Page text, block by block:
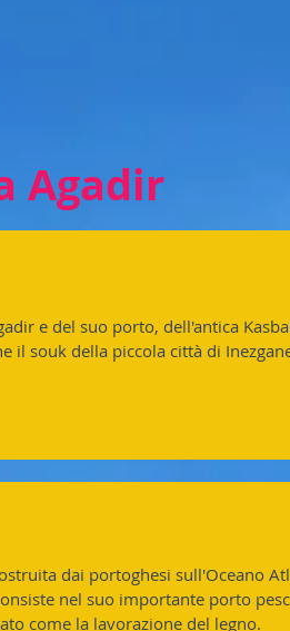
Agadir
e del suo porto, dell'antica
il souk della piccola città di
dai portoghesi sull'Oceano
nel suo importante porto
come la lavorazione del legno.